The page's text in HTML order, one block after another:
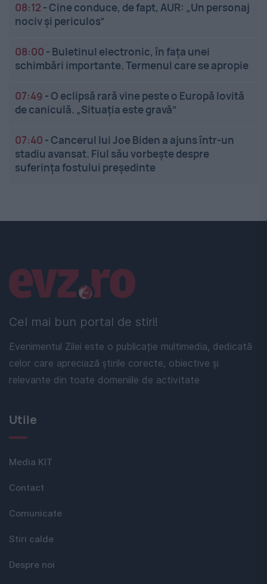
08:12 -Cine conduce, de fapt, AUR: „Un personaj
nociv și periculos”
08:00 - Buletinul electronic, în fața unei
schimbări importante. Termenul care se apropie
07:49 -O eclipsă rară vine peste o Europă lovită
de caniculă. „Situația este gravă”
07:40 -Cancerul lui Joe Biden a ajuns într-un
stadiu avansat. Fiul său vorbește despre
suferința fostului președinte
Cel mai bun portal de stiri!
Evenimentul Zilei este o publicație multimedia, dedicată
celor care apreciază știrile corecte, obiective și
relevante din toate domeniile de activitate
Linkuri utile
Utile
Media KIT
Contact
Comunicate
Stiri calde
Despre noi